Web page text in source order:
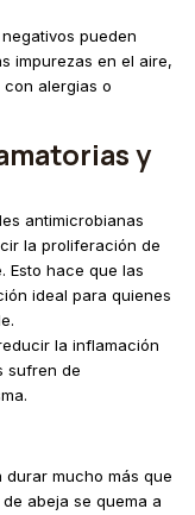
pueden
impurezas en el aire,
alergias o
y
antimicrobianas
la proliferación de
Esto hace que las
ideal para quienes
la inflamación
sufren de
mucho más que
abeja se quema a